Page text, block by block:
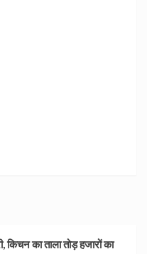
किचन का ताला तोड़ हजारों का